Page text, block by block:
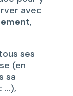
avec
,
ses
(en
sa
…),